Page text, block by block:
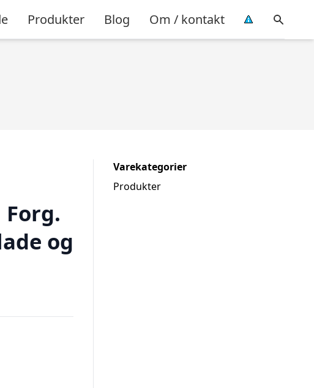
Produkter Blog Om / kontakt
og
Varekategorier
Produkter